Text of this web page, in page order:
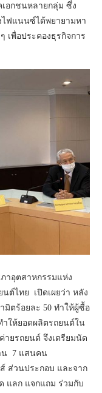
เอกชนหลายกลุ่ม ซึ่ง
ไฟแนนซ์ได้พยายามหา
เพื่อประคองธุรกิจการ
าอุตสาหกรรมแห่ง
ต์ไทย เปิดเผยว่า หลัง
ตร้อยละ 50 ทำให้ผู้ซื้อ
ำให้ยอดผลิตรถยนต์ใน
ายรถยนต์ จึงเตรียมนัด
น 7 แสนคน
ส่วนประกอบ และจาก
แลก แจกแถม ร่วมกับ